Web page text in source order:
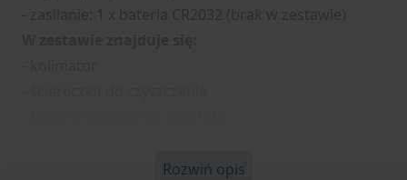
Rozwiń opis